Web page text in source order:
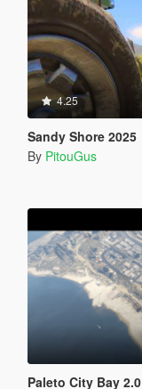
4.25
Sandy Shore 2025
By PitouGus
Paleto City Bay 2.0